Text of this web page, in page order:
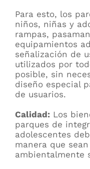
Para esto, los
niños, niñas y
rampas,
equipamientos
señalización de
utilizados por
posible, sin
diseño especial
de usuarios.
Calidad: Los
parques de
adolescentes
manera que
ambientalmente